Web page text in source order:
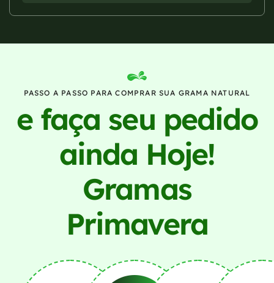
PASSO A PASSO PARA COMPRAR SUA GRAMA NATURAL
e faça seu pedido
ainda Hoje!
Gramas
Primavera